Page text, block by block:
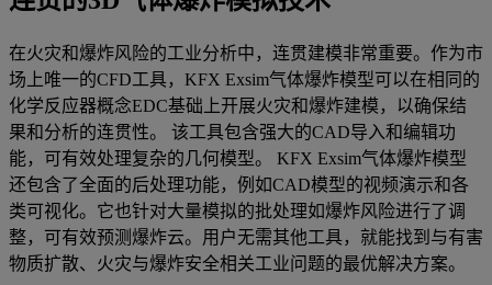
在火灾和爆炸风险的工业分析中，连贯建模非常重要。作为市
场上唯一的CFD工具，KFX Exsim气体爆炸模型可以在相同的
化学反应器概念EDC基础上开展火灾和爆炸建模，以确保结
果和分析的连贯性。 该工具包含强大的CAD导入和编辑功
能，可有效处理复杂的几何模型。 KFX Exsim气体爆炸模型
还包含了全面的后处理功能，例如CAD模型的视频演示和各
类可视化。它也针对大量模拟的批处理如爆炸风险进行了调
整，可有效预测爆炸云。用户无需其他工具，就能找到与有害
物质扩散、火灾与爆炸安全相关工业问题的最优解决方案。